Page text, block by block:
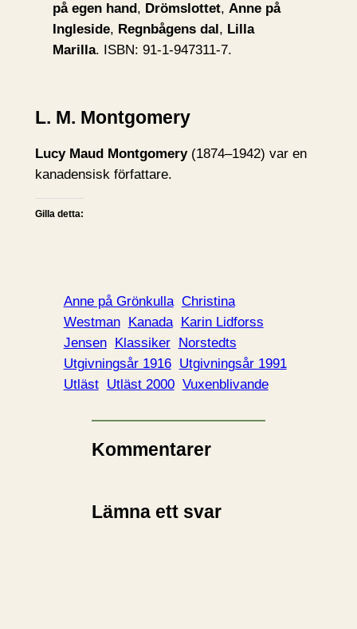
på egen hand, Drömslottet,Anne på
Ingleside, Regnbågens dal, Lilla
Marilla. ISBN: 91-1-947311-7.
L. M. Montgomery
Lucy Maud Montgomery(1874–1942) var en
kanadensisk författare.
Gilla detta:
Anne på Grönkulla Christina
Westman Kanada Karin Lidforss
Jensen Klassiker Norstedts
Utgivningsår 1916 Utgivningsår 1991
Utläst Utläst 2000 Vuxenblivande
Kommentarer
Lämna ett svar